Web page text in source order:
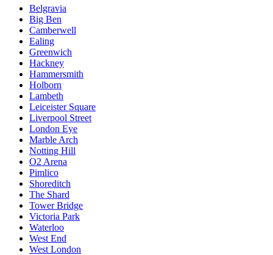
Belgravia
Big Ben
Camberwell
Ealing
Greenwich
Hackney
Hammersmith
Holborn
Lambeth
Leiceister Square
Liverpool Street
London Eye
Marble Arch
Notting Hill
O2 Arena
Pimlico
Shoreditch
The Shard
Tower Bridge
Victoria Park
Waterloo
West End
West London